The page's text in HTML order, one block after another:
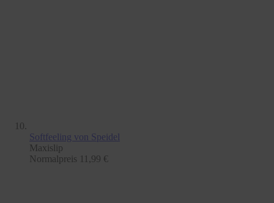
Softfeeling von Speidel
Maxislip
Normalpreis 11,99 €